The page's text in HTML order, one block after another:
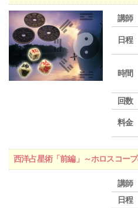
講師
日程
時間
回数
料金
西洋占星術「前編」～ホロスコー
講師
日程